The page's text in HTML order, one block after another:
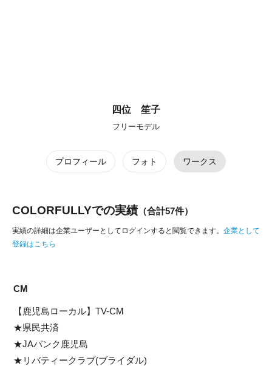
四位 笙子
フリーモデル
プロフィール フォト ワークス
COLORFULLYでの実績（合計57件）
実績の詳細は企業ユーザーとしてログインすると閲覧できます。 企業として
登録はこちら
CM
【鹿児島ローカル】TV-CM
★県民共済
★JAバンク鹿児島
★リバティークラブ(ブライダル)